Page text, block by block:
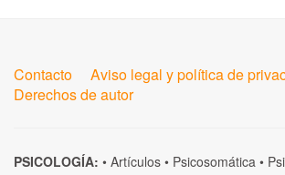
Contacto Aviso legal y política de
Derechos de autor
PSICOLOGÍA: • Artículos • Psicosomática •